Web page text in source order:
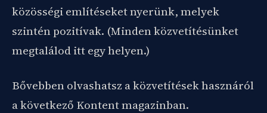
közösségi említéseket nyerünk, melyek
szintén pozitívak. (Minden közvetítésünket
megtalálod itt egy helyen.)
Bővebben olvashatsz a közvetítések hasznáról
a következő Kontent magazinban.